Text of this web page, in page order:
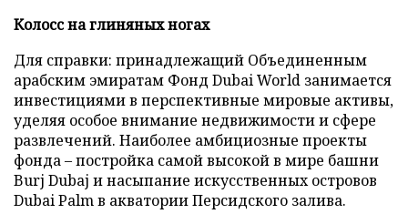
Колосс на глиняных ногах
Для справки: принадлежащий Объединенным
арабским эмиратам Фонд Dubai World занимается
инвестициями в перспективные мировые активы,
уделяя особое внимание недвижимости и сфере
развлечений. Наиболее амбициозные проекты
фонда – постройка самой высокой в мире башни
Burj Dubaj и насыпание искусственных островов
Dubai Palm в акватории Персидского залива.